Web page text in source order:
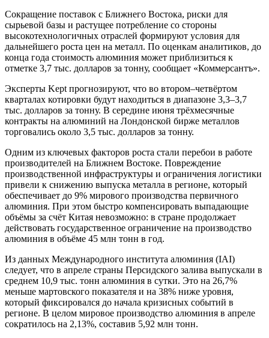
Сокращение поставок с Ближнего Востока, риски для
сырьевой базы и растущее потребление со стороны
высокотехнологичных отраслей формируют условия для
дальнейшего роста цен на металл. По оценкам аналитиков, до
конца года стоимость алюминия может приблизиться к
отметке 3,7 тыс. долларов за тонну, сообщает «Коммерсантъ».
Эксперты Kept прогнозируют, что во втором–четвёртом
кварталах котировки будут находиться в диапазоне 3,3–3,7
тыс. долларов за тонну. В середине июня трёхмесячные
контракты на алюминий на Лондонской бирже металлов
торговались около 3,5 тыс. долларов за тонну.
Одним из ключевых факторов роста стали перебои в работе
производителей на Ближнем Востоке. Повреждение
производственной инфраструктуры и ограничения логистики
привели к снижению выпуска металла в регионе, который
обеспечивает до 9% мирового производства первичного
алюминия. При этом быстро компенсировать выпадающие
объёмы за счёт Китая невозможно: в стране продолжает
действовать государственное ограничение на производство
алюминия в объёме 45 млн тонн в год.
Из данных Международного института алюминия (IAI)
следует, что в апреле страны Персидского залива выпускали в
среднем 10,9 тыс. тонн алюминия в сутки. Это на 26,7%
меньше мартовского показателя и на 38% ниже уровня,
который фиксировался до начала кризисных событий в
регионе. В целом мировое производство алюминия в апреле
сократилось на 2,13%, составив 5,92 млн тонн.